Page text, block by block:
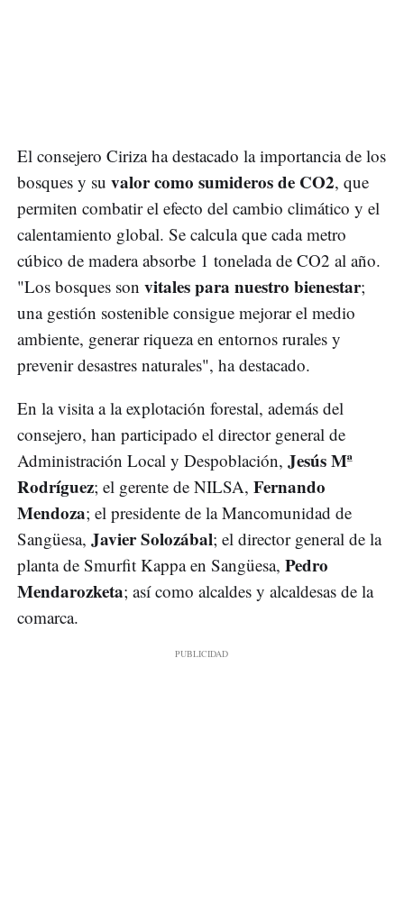
El consejero Ciriza ha destacado la importancia de los
bosques y su valor como sumideros de CO2, que
permiten combatir el efecto del cambio climático y el
calentamiento global. Se calcula que cada metro
cúbico de madera absorbe 1 tonelada de CO2 al año.
"Los bosques son vitales para nuestro bienestar;
una gestión sostenible consigue mejorar el medio
ambiente, generar riqueza en entornos rurales y
prevenir desastres naturales", ha destacado.
En la visita a la explotación forestal, además del
consejero, han participado el director general de
Administración Local y Despoblación, Jesús Mª
Rodríguez; el gerente de NILSA, Fernando
Mendoza; el presidente de la Mancomunidad de
Sangüesa, Javier Solozábal; el director general de la
planta de Smurfit Kappa en Sangüesa, Pedro
Mendarozketa; así como alcaldes y alcaldesas de la
comarca.